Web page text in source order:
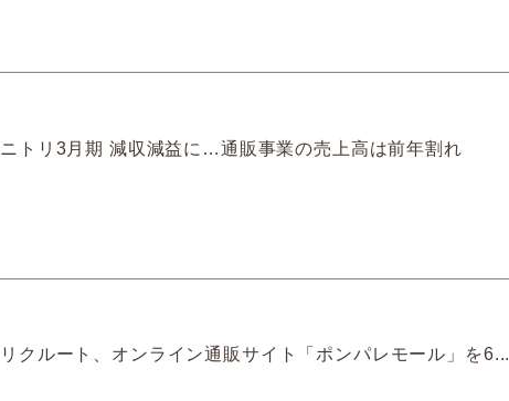
ニトリ3月期 減収減益に…通販事業の売上高は前年割れ
リクルート、オンライン通販サイト「ポンパレモール」を6...